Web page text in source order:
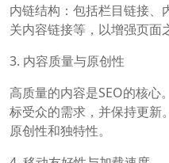
内链结构：包括栏目链接、
关内容链接等，以增强页面
3. 内容质量与原创性
高质量的内容是SEO的核心
标受众的需求，并保持更新
原创性和独特性。